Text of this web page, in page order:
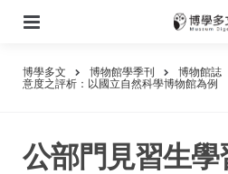
博學多文 博物館學季刊 博物館誌
意度之評析：以國立自然科學博物館為例
公部門見習生